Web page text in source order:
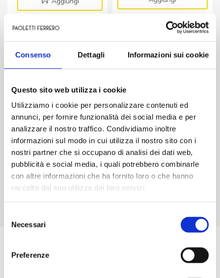
Consenso Dettagli Informazioni sui cookie
Questo sito web utilizza i cookie
Utilizziamo i cookie per personalizzare contenuti ed
annunci, per fornire funzionalità dei social media e per
analizzare il nostro traffico. Condividiamo inoltre
informazioni sul modo in cui utilizza il nostro sito con i
nostri partner che si occupano di analisi dei dati web,
pubblicità e social media, i quali potrebbero combinarle
con altre informazioni che ha fornito loro o che hanno
raccolto dal suo utilizzo dei loro servizi.
delNecessari
Preferenze
digitale
a
efficace
CAT
quantità
digitale
efficace
quantità
STRUMENTI E UTENSILI
FLUKE 179 Multimetro
digitale True RMS
€429,50
-
FLUKE
179
True
+
ISCRIVITI ALLA NOSTRA